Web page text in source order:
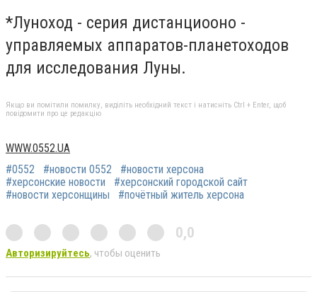
*Луноход - серия дистанциооно -
управляемых аппаратов-планетоходов
для исследования Луны.
Якщо ви помітили помилку, виділіть необхідний текст і натисніть Ctrl + Enter, щоб
повідомити про це редакцію
WWW.0552.UA
#0552
#новости 0552
#новости херсона
#херсонские новости
#херсонский городской сайт
#новости херсонщины
#почётный житель херсона
0,0
Авторизируйтесь, чтобы оценить